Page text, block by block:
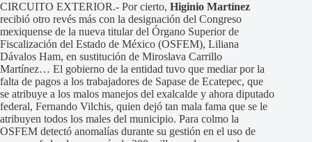
CIRCUITO EXTERIOR.- Por cierto, Higinio Martínez
recibió otro revés más con la designación del Congreso
mexiquense de la nueva titular del Órgano Superior de
Fiscalización del Estado de México (OSFEM), Liliana
Dávalos Ham, en sustitución de Miroslava Carrillo
Martínez… El gobierno de la entidad tuvo que mediar por la
falta de pagos a los trabajadores de Sapase de Ecatepec, que
se atribuye a los malos manejos del exalcalde y ahora diputado
federal, Fernando Vilchis, quien dejó tan mala fama que se le
atribuyen todos los males del municipio. Para colmo la
OSFEM detectó anomalías durante su gestión en el uso de